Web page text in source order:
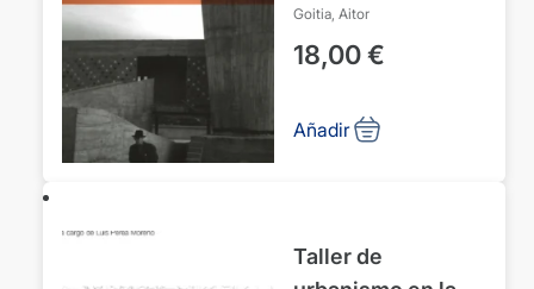
Goitia, Aitor
18,00€
Añadir
Taller de